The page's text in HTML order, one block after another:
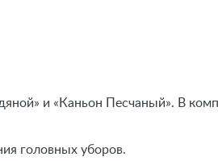
и «Каньон Песчаный». В
головных уборов.